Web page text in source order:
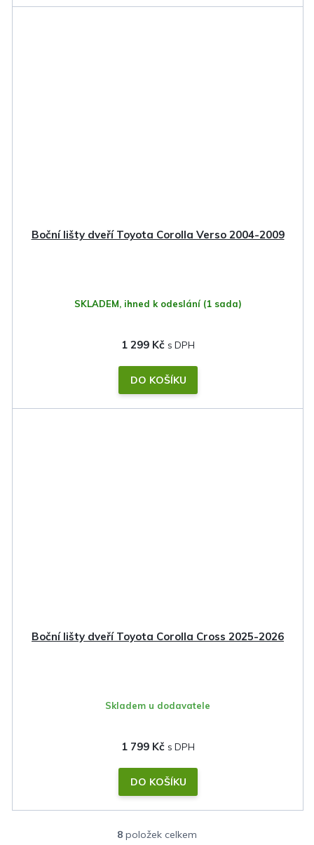
Boční lišty dveří Toyota Corolla Verso 2004-2009
SKLADEM, ihned k odeslání (1 sada)
1 299 Kč
DO KOŠÍKU
Boční lišty dveří Toyota Corolla Cross 2025-2026
Skladem u dodavatele
1 799 Kč
DO KOŠÍKU
8 položek celkem